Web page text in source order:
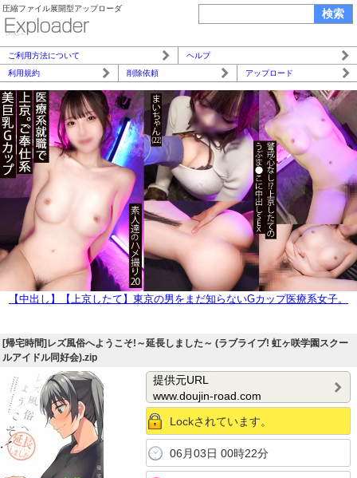
圧縮ファイル展開型アップローダ
ご利用方法について
ヘルプ
利用規約
削除依頼 アップロード
【中出し】【上京したて】東京の男をまだ知らないGカップ医療系女子。
[帰宅時間]レズ風俗へようこそ!～延長しました～ (ラブライブ! 虹ヶ咲学園スクー
ルアイドル同好会).zip
提供元URL
www.doujin-road.com
Lockされています。
06月03日 00時22分